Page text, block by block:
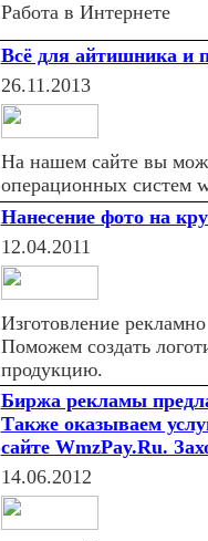
Работа в Интернете
Всё для айтишника и
26.11.2013
На нашем сайте вы
операционных систем
Нанесение фото на
12.04.2011
Изготовление
Поможем создать
продукцию.
Биржа рекламы
Также оказываем
сайте WmzPay.Ru.
14.06.2012